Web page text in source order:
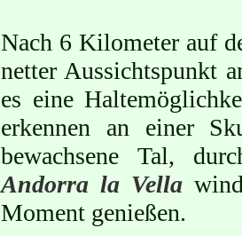
Nach 6 Kilometer auf
netter Aussichtspunkt
es eine
erkennen an einer
bewachsene Tal,
Andorra la Vella
Moment genießen.